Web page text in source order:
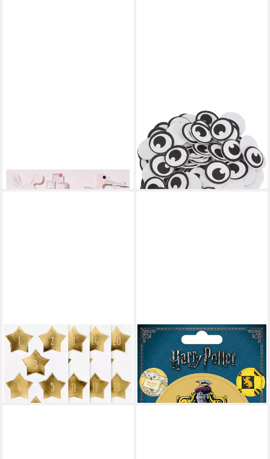
lieferbar - in 3-4 Werktagen bei dir
VBS XXL
Aufkleber XXL, 100 Stück, 1 x
1 cm
8,59 €
lieferbar - in 3-4 Werktagen bei dir
FOLIA
Aufkleber Stars Gold, 9.0 x
14.0 cm
4,69 €
lieferbar - in 3-4 Werktagen bei dir
Sticker Harry Potter - Sticker-
Sets - Hufflepuff
8,57 €
lieferbar - in 2-3 Werktagen bei dir